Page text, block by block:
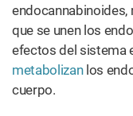
que se unen los
efectos del sistema
metabolizan los
cuerpo.